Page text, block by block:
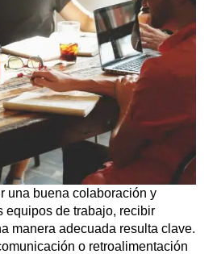
una buena colaboración y
equipos de trabajo, recibir
manera adecuada resulta clave.
o retroalimentación